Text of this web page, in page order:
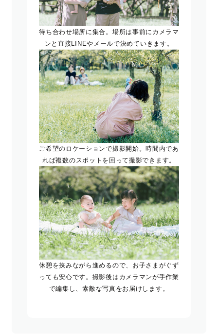
待ち合わせ場所に集合。場所は事前にカメラマ
ンと直接LINEやメールで決めていきます。
ご希望のロケーションで撮影開始。時間内であ
れば複数のスポットを回って撮影できます。
休憩を挟みながら進めるので、お子さまがぐず
っても安心です。撮影後はカメラマンが手作業
で編集し、素敵な写真をお届けします。